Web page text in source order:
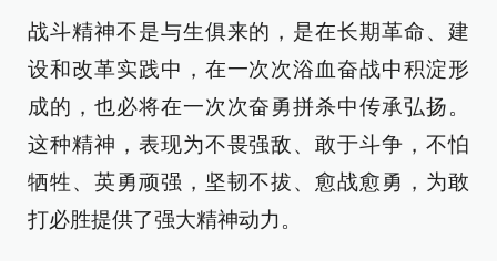
战斗精神不是与生俱来的，是在长期革命、建
设和改革实践中，在一次次浴血奋战中积淀形
成的，也必将在一次次奋勇拼杀中传承弘扬。
这种精神，表现为不畏强敌、敢于斗争，不怕
牺牲、英勇顽强，坚韧不拔、愈战愈勇，为敢
打必胜提供了强大精神动力。